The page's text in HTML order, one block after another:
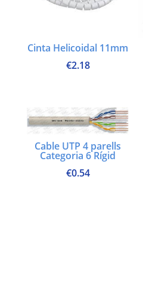
Cinta Helicoidal 11mm
€2.18
Cable UTP 4 parells
Categoria 6 Rígid
€0.54